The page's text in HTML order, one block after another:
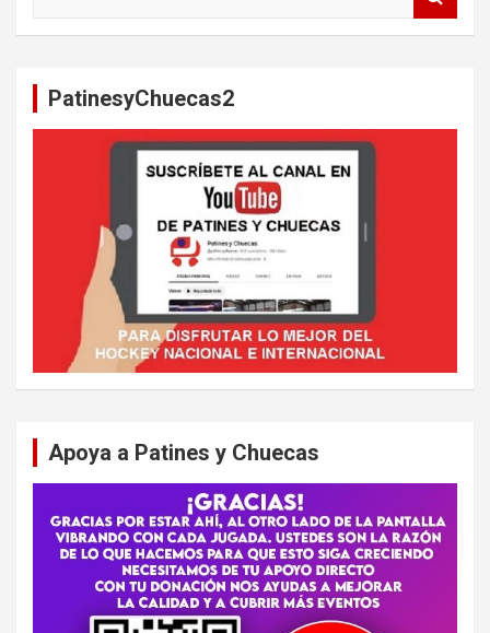
PatinesyChuecas2
Apoya a Patines y Chuecas